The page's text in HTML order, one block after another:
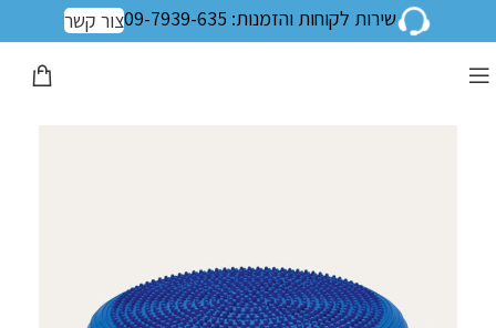
שירות לקוחות והזמנות: 09-7939-635 צור קשר